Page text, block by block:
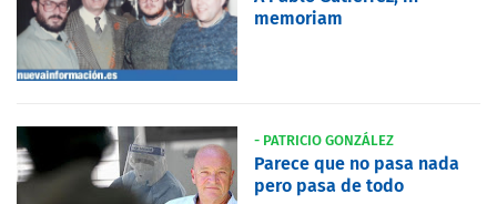
memoriam
- PATRICIO GONZÁLEZ
Parece que no pasa nada
pero pasa de todo